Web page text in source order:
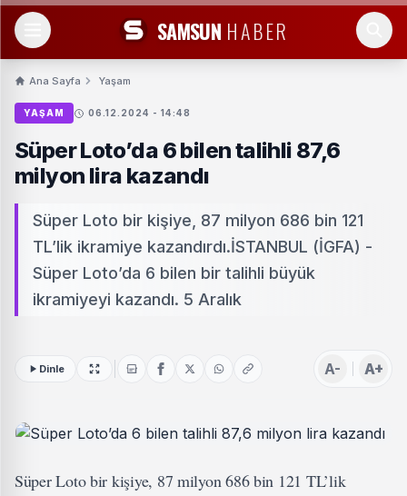
SAMSUN HABER
Ana Sayfa Yaşam
YAŞAM 06.12.2024 - 14:48
Süper Loto’da 6 bilen talihli 87,6
milyon lira kazandı
Süper Loto bir kişiye, 87 milyon 686 bin 121
TL’lik ikramiye kazandırdı.İSTANBUL (İGFA) -
Süper Loto’da 6 bilen bir talihli büyük
ikramiyeyi kazandı. 5 Aralık
Dinle A- A+
Süper Loto bir kişiye, 87 milyon 686 bin 121 TL’lik